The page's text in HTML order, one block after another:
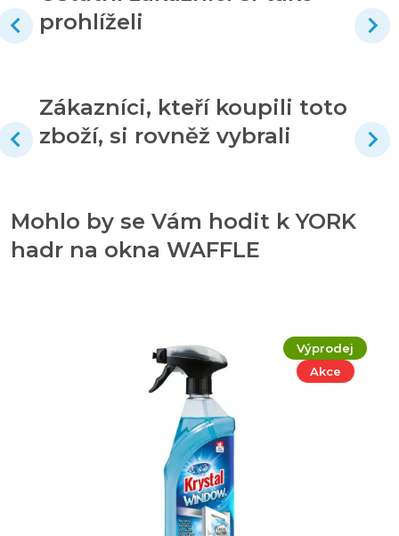
prohlíželi
Zákazníci, kteří koupili toto
zboží, si rovněž vybrali
Mohlo by se Vám hodit k YORK
hadr na okna WAFFLE
Výprodej
Akce